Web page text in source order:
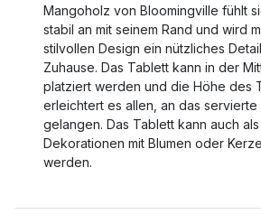
Mangoholz von Bloomingville fühlt
stabil an mit seinem Rand und wird
stilvollen Design ein nützliches
Zuhause. Das Tablett kann in der
platziert werden und die Höhe des
erleichtert es allen, an das servierte
gelangen. Das Tablett kann auch
Dekorationen mit Blumen oder
werden.